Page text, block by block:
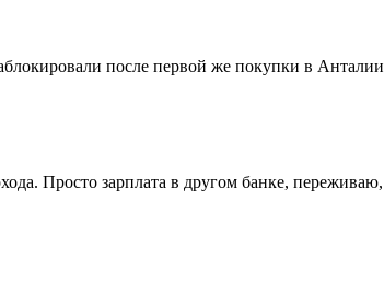
после первой же покупки в
Просто зарплата в другом банке, переживаю,